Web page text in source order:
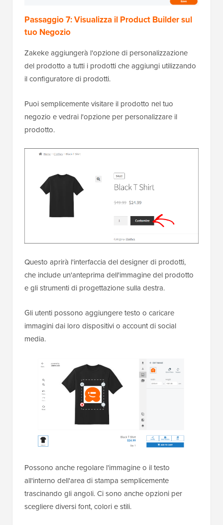
Passaggio 7: Visualizza il Product Builder sul
tuo Negozio
Zakeke aggiungerà l'opzione di personalizzazione
del prodotto a tutti i prodotti che aggiungi utilizzando
il configuratore di prodotti.
Puoi semplicemente visitare il prodotto nel tuo
negozio e vedrai l'opzione per personalizzare il
prodotto.
Questo aprirà l'interfaccia del designer di prodotti,
che include un'anteprima dell'immagine del prodotto
e gli strumenti di progettazione sulla destra.
Gli utenti possono aggiungere testo o caricare
immagini dai loro dispositivi o account di social
media.
Possono anche regolare l'immagine o il testo
all'interno dell'area di stampa semplicemente
trascinando gli angoli. Ci sono anche opzioni per
scegliere diversi font, colori e stili.